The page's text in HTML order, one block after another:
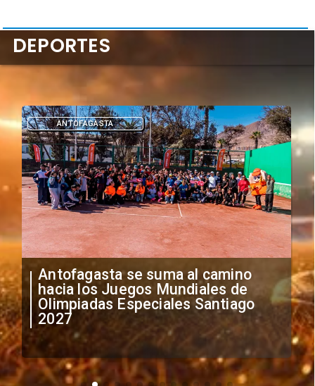
"Falta de profesionalismo": Sifup
anuncia medidas por situación
irregular de futbolistas
extranjeros
DEPORTES
DEPORTES